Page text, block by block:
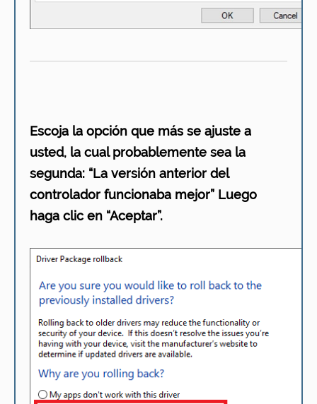
Escoja la opción que más se ajuste a
usted, la cual probablemente sea la
segunda: “La versión anterior del
controlador funcionaba mejor” Luego
haga clic en “Aceptar”.